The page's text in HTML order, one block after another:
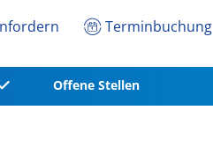
Terminbuchung
Offene Stellen